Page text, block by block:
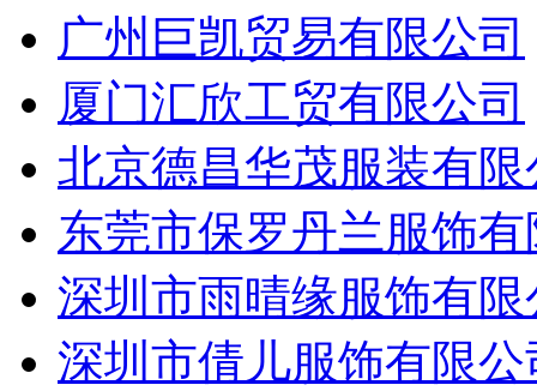
广州巨凯贸易有限公司
厦门汇欣工贸有限公司
北京德昌华茂服装有限
东莞市保罗丹兰服饰
深圳市雨晴缘服饰有限
深圳市倩儿服饰有限公